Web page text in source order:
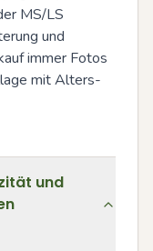
MS/LS
und
immer Fotos
mit Alters-
und